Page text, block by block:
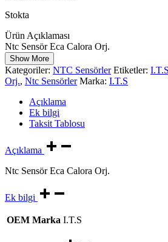
Stokta
Ürün Açıklaması
Ntc Sensör Eca Calora Orj.
Show More
Kategoriler: NTC Sensörler Etiketler: I.T.S
Orj., Ntc Sensörler Marka: I.T.S
Açıklama
Ek bilgi
Taksit Tablosu
Açıklama
Ntc Sensör Eca Calora Orj.
Ek bilgi
OEM Marka I.T.S